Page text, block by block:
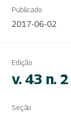
Publicado
2017-06-02
Edição
v. 43 n.
Seção